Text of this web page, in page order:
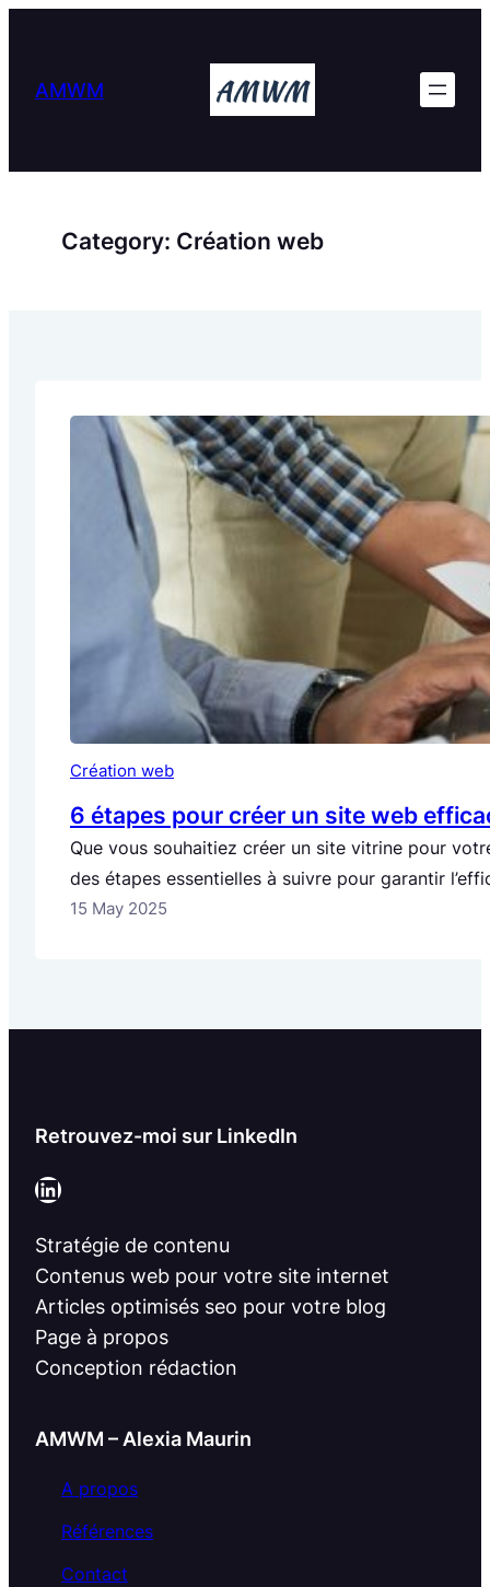
content
AMWM
Category: Création web
Création web
6 étapes pour créer un site web
Que vous souhaitiez créer un site vitrine pour
des étapes essentielles à suivre pour garantir
15 May 2025
Retrouvez-moi sur LinkedIn
LinkedIn
Stratégie de contenu
Contenus web pour votre site internet
Articles optimisés seo pour votre blog
Page à propos
Conception rédaction
AMWM – Alexia Maurin
A propos
Références
Contact